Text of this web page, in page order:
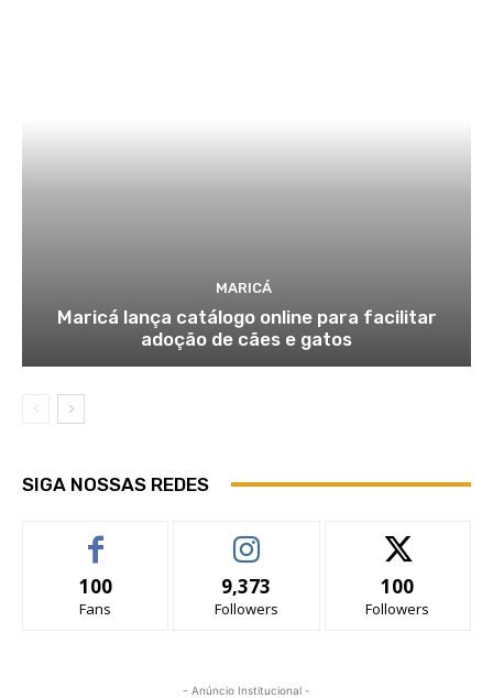
MARICÁ
Maricá lança catálogo online para facilitar
adoção de cães e gatos
SIGA NOSSAS REDES
100
Fans
9,373
Followers
100
Followers
- Anúncio Institucional -